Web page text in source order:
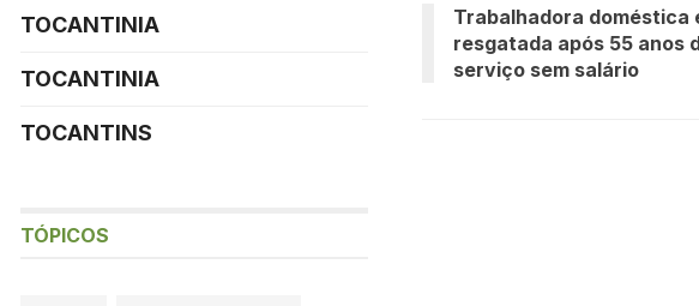
Trabalhadora doméstica
resgatada após 55 anos
serviço sem salário
TOCANTINIA
TOCANTINIA
TOCANTINS
TÓPICOS